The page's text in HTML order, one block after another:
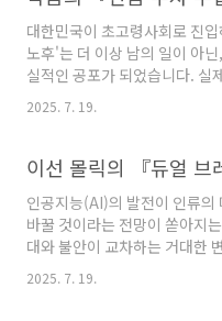
략이 있음에도 불구하고, 왜 대
자들은 여전히 시장에서 꾸준
하고 실패의 쓴맛을 보는 것일
는 바로 이 근본적인 질문에 대
의 핵심 내용을 극도로 상세하
합니다. 이 ..
대한민국이 초고령사회로 진
노후'는 더 이상 남의 일이 아
실적인 공포가 되었습니다. 실
상담센터의 분석에 따르면 개인
86%가 50대 이상 중장년층이
보여줍니다 . 이러한 절망적인
구독자를 보유한 금융 유튜버
PB 출신인 박곰희는 그의 신작
자 수업』을 통해 '연금 투자야
들이 부자가 되는 가장 확실한
하고도 희망적인 해법을 제시합
2025. 7. 19.
인공지능(AI)의 발전이 인류의
바꿀 것이라는 전망이 쏟아지
대와 불안이 교차하는 거대한
끌 것이라는 장밋빛 전망을 내
2025. 7. 19.